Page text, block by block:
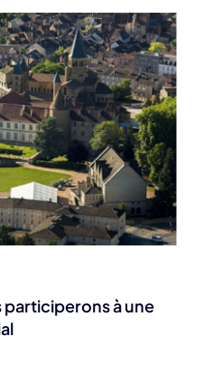
participerons à une